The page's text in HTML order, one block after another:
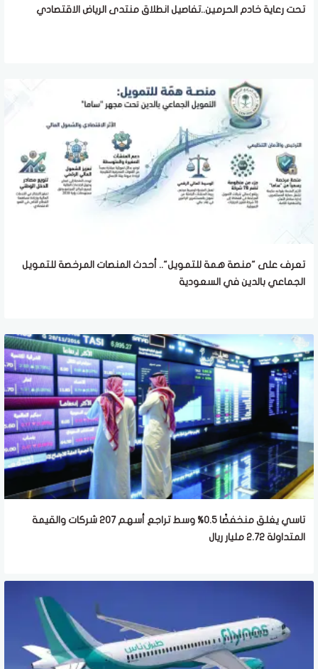
تحت رعاية خادم الحرمين..تفاصيل انطلاق منتدى الرياض الاقتصادي
تعرف على "منصة همة للتمويل".. أحدث المنصات المرخصة للتمويل
الجماعي بالدين في السعودية
تاسي يغلق منخفضًا 0.5% وسط تراجع أسهم 207 شركات والقيمة
المتداولة 2.72 مليار ريال